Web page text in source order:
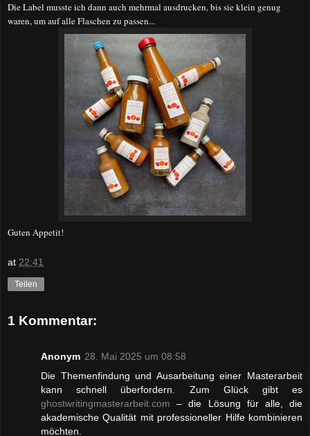
Die Label musste ich dann auch mehrmal ausdrucken, bis sie klein genug
waren, um auf alle Flaschen zu passen...
Guten Appetit!
at 22:41
Teilen
1 Kommentar:
Anonym 28. Mai 2025 um 08:58
Die Themenfindung und Ausarbeitung einer Masterarbeit
kann schnell überfordern. Zum Glück gibt es
ghostwritingmasterarbeit.com – die Lösung für alle, die
akademische Qualität mit professioneller Hilfe kombinieren
möchten.